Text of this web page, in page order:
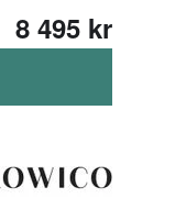
8 495 kr